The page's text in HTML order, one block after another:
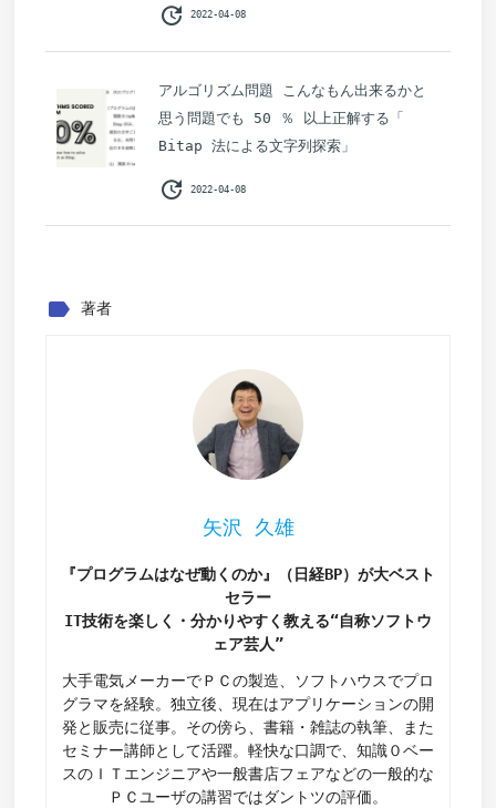
update 2022-04-08
アルゴリズム問題 こんなもん出来るかと
思う問題でも 50 ％ 以上正解する「
Bitap 法による文字列探索」
update 2022-04-08
label 著者
矢沢 久雄
『プログラムはなぜ動くのか』（日経BP）が大ベスト
セラー
IT技術を楽しく・分かりやすく教える“自称ソフトウ
ェア芸人”
大手電気メーカーでＰＣの製造、ソフトハウスでプロ
グラマを経験。独立後、現在はアプリケーションの開
発と販売に従事。その傍ら、書籍・雑誌の執筆、また
セミナー講師として活躍。軽快な口調で、知識０ベー
スのＩＴエンジニアや一般書店フェアなどの一般的な
ＰＣユーザの講習ではダントツの評価。